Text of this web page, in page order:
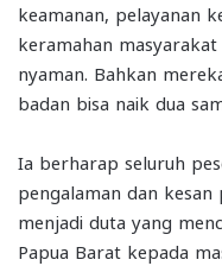
keamanan, pelayanan
keramahan
nyaman. Bahkan
badan bisa naik dua
Ia berharap seluruh
pengalaman dan
menjadi duta yang
Papua Barat kepada